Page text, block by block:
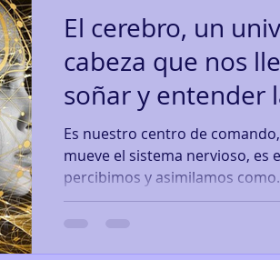
El cerebro, un
cabeza que nos
soñar y entender
Es nuestro centro de
mueve el sistema nervioso, es
percibimos y asimilamos